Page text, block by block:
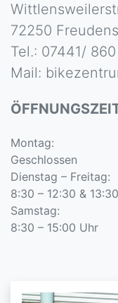
72250
Tel.: 07441/
Mail:
Montag:
Geschlossen
Dienstag – Freitag:
8:30 – 12:30 &
Samstag:
8:30 – 15:00 Uhr